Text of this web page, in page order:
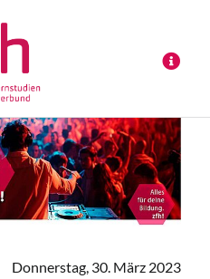
Donnerstag, 30. März 2023